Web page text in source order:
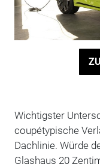
Wichtigster
coupétypische
Dachlinie. Würde
Glashaus 20